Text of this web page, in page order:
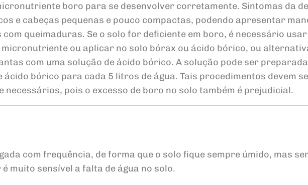
boro para se desenvolver corretamente. Sintomas da
e cabeças pequenas e pouco compactas, podendo apresentar
queimaduras. Se o solo for deficiente em boro, é necessário usar
micronutriente ou aplicar no solo bórax ou ácido bórico, ou
com uma solução de ácido bórico. A solução pode ser preparada
ácido bórico para cada 5 litros de água. Tais procedimentos devem
necessários, pois o excesso de boro no solo também é prejudicial.
com frequência, de forma que o solo fique sempre úmido, mas
muito sensível a falta de água no solo.